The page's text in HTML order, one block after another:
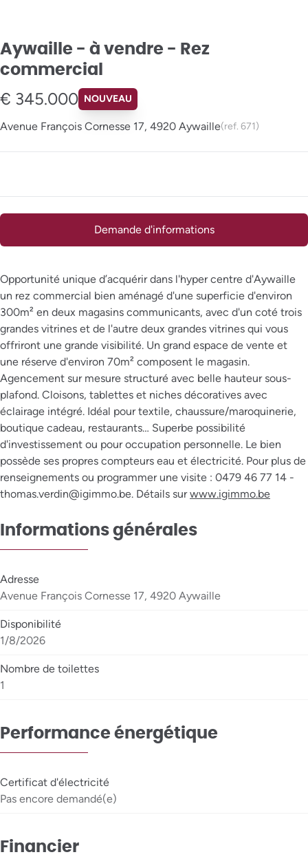
Aywaille - à vendre - Rez
commercial
€ 345.000 NOUVEAU
Avenue François Cornesse 17, 4920 Aywaille(ref. 671)
Demande d'informations
Opportunité unique d’acquérir dans l'hyper centre d'Aywaille
un rez commercial bien aménagé d'une superficie d'environ
300m² en deux magasins communicants, avec d'un coté trois
grandes vitrines et de l'autre deux grandes vitrines qui vous
offriront une grande visibilité. Un grand espace de vente et
une réserve d'environ 70m² composent le magasin.
Agencement sur mesure structuré avec belle hauteur sous-
plafond. Cloisons, tablettes et niches décoratives avec
éclairage intégré. Idéal pour textile, chaussure/maroquinerie,
boutique cadeau, restaurants… Superbe possibilité
d'investissement ou pour occupation personnelle. Le bien
possède ses propres compteurs eau et électricité. Pour plus de
renseignements ou programmer une visite : 0479 46 77 14 -
thomas.verdin@igimmo.be. Détails surwww.igimmo.be
Informations générales
Adresse
Avenue François Cornesse 17, 4920 Aywaille
Disponibilité
1/8/2026
Nombre de toilettes
1
Performance énergétique
Certificat d'électricité
Pas encore demandé(e)
Financier